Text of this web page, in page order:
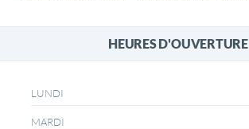
HEURES D'OUVERTURE
LUNDI
MARDI